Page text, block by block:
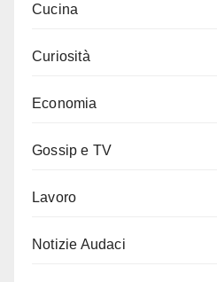
Cucina
Curiosità
Economia
Gossip e TV
Lavoro
Notizie Audaci